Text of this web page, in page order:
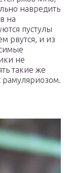
навредить
на
пустулы
рвутся, и из
не
такие же